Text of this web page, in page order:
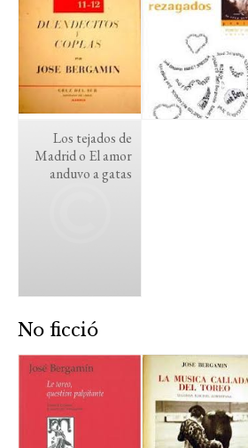
Los tejados de
Madrid o El amor
anduvo a gatas
No ficció